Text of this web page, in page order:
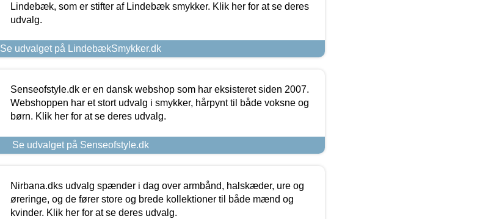
Lindebæk, som er stifter af Lindebæk smykker. Klik her for at se deres
udvalg.
Se udvalget på LindebækSmykker.dk
Senseofstyle.dk er en dansk webshop som har eksisteret siden 2007.
Webshoppen har et stort udvalg i smykker, hårpynt til både voksne og
børn. Klik her for at se deres udvalg.
Se udvalget på Senseofstyle.dk
Nirbana.dks udvalg spænder i dag over armbånd, halskæder, ure og
øreringe, og de fører store og brede kollektioner til både mænd og
kvinder. Klik her for at se deres udvalg.